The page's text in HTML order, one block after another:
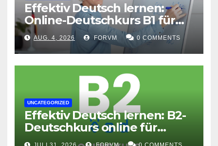
Effektiv Deutsch lernen:
Online-Deutschkurs B1 für
flexible Lernerfolge
AUG. 4, 2026 FORVM 0 COMMENTS
UNCATEGORIZED
Effektiv Deutsch lernen: B2-
Deutschkurs online für
Fortgeschrittene